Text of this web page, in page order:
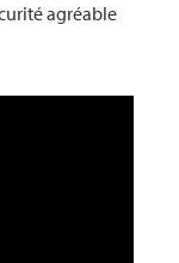
agréable